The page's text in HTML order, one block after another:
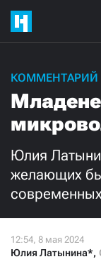
КОММЕНТАРИЙ
Юлия
желающих
Юлия Латынина*,
3000